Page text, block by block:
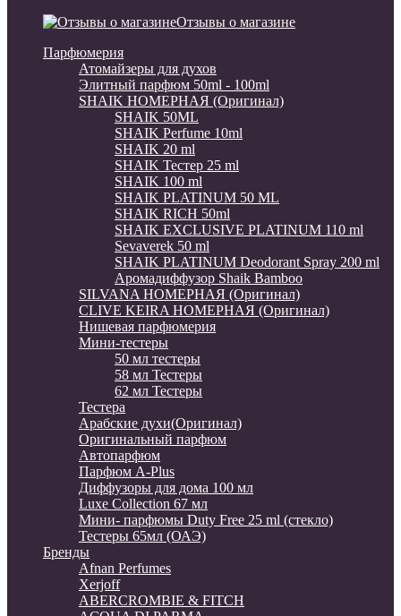
Отзывы о магазине
Парфюмерия
Атомайзеры для духов
Элитный парфюм 50ml - 100ml
SHAIK НОМЕРНАЯ (Оригинал)
SHAIK 50ML
SHAIK Perfume 10ml
SHAIK 20 ml
SHAIK Тестер 25 ml
SHAIK 100 ml
SHAIK PLATINUM 50 ML
SHAIK RICH 50ml
SHAIK EXCLUSIVE PLATINUM 110 ml
Sevaverek 50 ml
SHAIK PLATINUM Deodorant Spray 200 ml
Аромадиффузор Shaik Bamboo
SILVANA НОМЕРНАЯ (Оригинал)
CLIVE KEIRA НОМЕРНАЯ (Оригинал)
Нишевая парфюмерия
Мини-тестеры
50 мл тестеры
58 мл Тестеры
62 мл Тестеры
Тестера
Арабские духи(Оригинал)
Оригинальный парфюм
Автопарфюм
Парфюм A-Plus
Диффузоры для дома 100 мл
Luxe Collection 67 мл
Мини- парфюмы Duty Free 25 ml (стекло)
Тестеры 65мл (ОАЭ)
Бренды
Afnan Perfumes
Xerjoff
ABERCROMBIE & FITCH